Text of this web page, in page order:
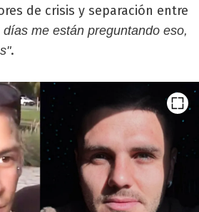
de crisis y separación entre
días me están preguntando eso,
.